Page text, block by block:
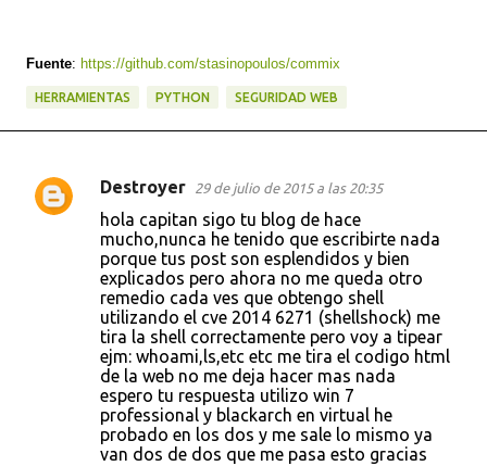
Fuente: https://github.com/stasinopoulos/commix
HERRAMIENTAS PYTHON SEGURIDAD WEB
C
Destroyer 29 de julio de 2015 a las 20:35
hola capitan sigo tu blog de hace
mucho,nunca he tenido que escribirte nada
porque tus post son esplendidos y bien
explicados pero ahora no me queda otro
remedio cada ves que obtengo shell
utilizando el cve 2014 6271 (shellshock) me
tira la shell correctamente pero voy a tipear
ejm: whoami,ls,etc etc me tira el codigo html
de la web no me deja hacer mas nada
espero tu respuesta utilizo win 7
professional y blackarch en virtual he
probado en los dos y me sale lo mismo ya
van dos de dos que me pasa esto gracias